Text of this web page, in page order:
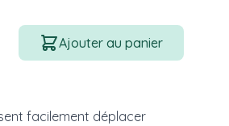
Quantité
Ajouter au panier
facilement déplacer